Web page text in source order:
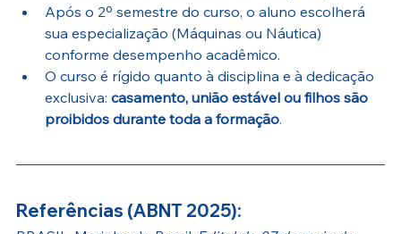
Após o 2º semestre do curso, o aluno escolherá
sua especialização (Máquinas ou Náutica)
conforme desempenho acadêmico.
O curso é rígido quanto à disciplina e à dedicação
exclusiva: casamento, união estável ou filhos são
proibidos durante toda a formação.
Referências (ABNT 2025):